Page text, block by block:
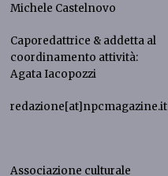
Michele Castelnovo
Caporedattrice & addetta al
coordinamento attività:
Agata Iacopozzi
redazione[at]npcmagazine.it
Associazione culturale